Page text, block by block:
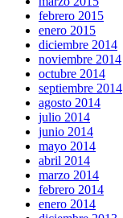
febrero 2015
enero 2015
diciembre 2014
noviembre 2014
octubre 2014
septiembre 2014
agosto 2014
julio 2014
junio 2014
mayo 2014
abril 2014
marzo 2014
febrero 2014
enero 2014